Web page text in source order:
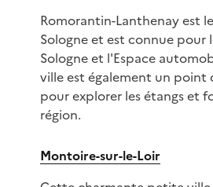
Romorantin-Lanthenay est
Sologne et est connue pour
Sologne et l'Espace
ville est également un point
pour explorer les étangs et
région.
Montoire-sur-le-Loir